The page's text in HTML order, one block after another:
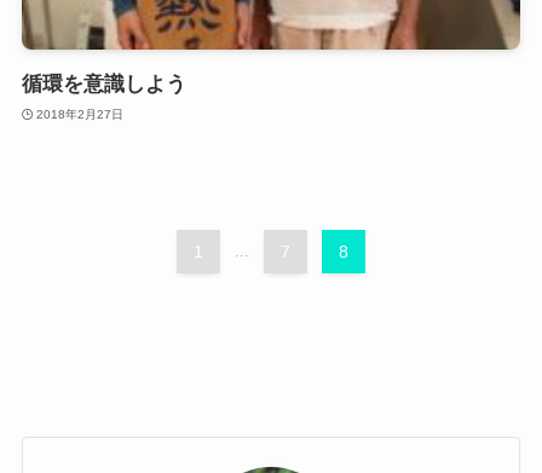
循環を意識しよう
2018年2月27日
1 ... 7 8